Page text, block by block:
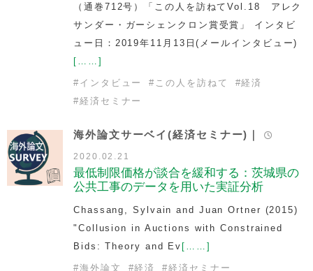
（通巻712号）「この人を訪ねてVol.18 アレク
サンダー・ガーシェンクロン賞受賞」 インタビ
ュー日：2019年11月13日(メールインタビュー)
[……]
# インタビュー # この人を訪ねて #経済
#経済セミナー
海外論文サーベイ(経済セミナー)｜
2020.02.21
最低制限価格が談合を緩和する：茨城県の
公共工事のデータを用いた実証分析
Chassang, Sylvain and Juan Ortner (2015)
"Collusion in Auctions with Constrained
Bids: Theory and Ev [……]
#海外論文 #経済 #経済セミナー